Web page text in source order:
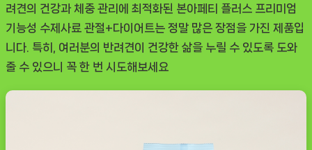
려견의 건강과 체중 관리에 최적화된 본아페티 플러스 프리미엄
기능성 수제사료 관절+다이어트는 정말 많은 장점을 가진 제품입
니다. 특히, 여러분의 반려견이 건강한 삶을 누릴 수 있도록 도와
줄 수 있으니 꼭 한 번 시도해보세요